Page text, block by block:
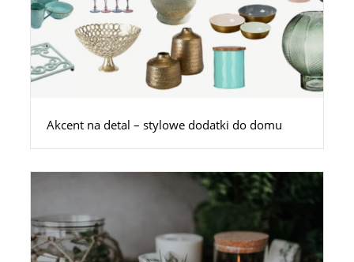
Akcent na detal – stylowe dodatki do domu